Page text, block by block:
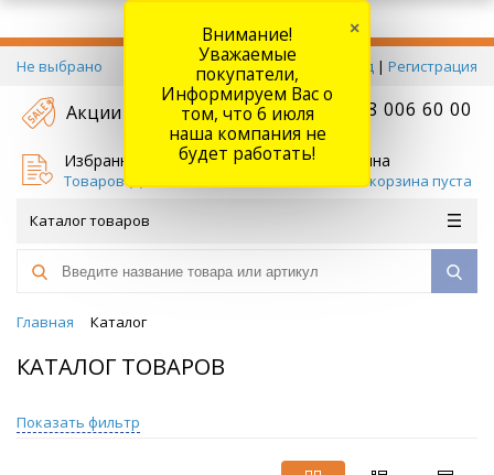
Не выбрано Вход | Регистрация
Акции +7 778 006 60 00
Избранное
Товаров (
Корзина
Ваша корзина пуста
Каталог товаров
Главная Каталог
КАТАЛОГ ТОВАРОВ
Показать фильтр
Внимание!
Уважаемые
покупатели,
Информируем Вас о
том, что 6 июля
наша компания не
будет работать!
×